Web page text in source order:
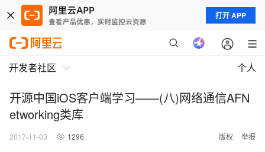
打开 APP
开发者社区 个人
开源中国iOS客户端学习——(八)网络通信AFN
etworking类库
2017-11-03 1296 版权 举报